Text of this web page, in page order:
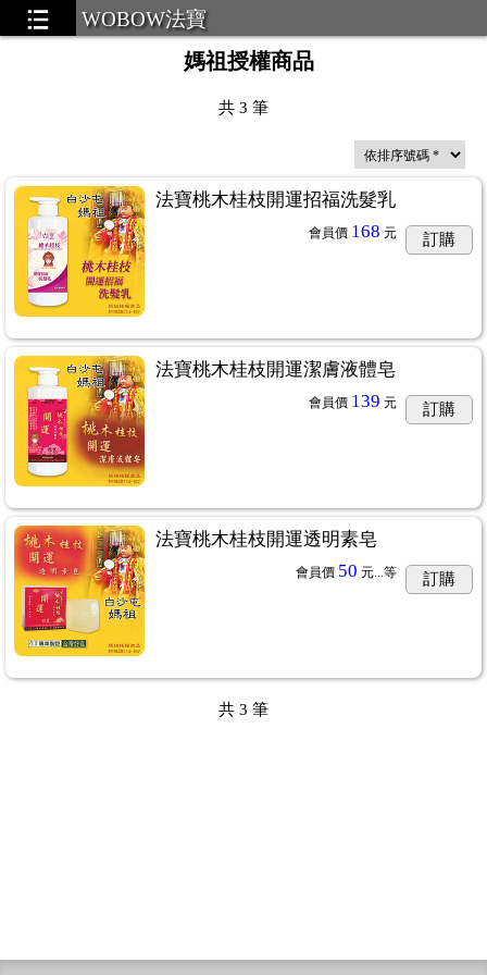
WOBOW法寶
媽祖授權商品
共 3 筆
法寶桃木桂枝開運招福洗髮乳
會員價 168 元 訂購
法寶桃木桂枝開運潔膚液體皂
會員價 139 元 訂購
法寶桃木桂枝開運透明素皂
會員價 50 元...等 訂購
共 3 筆